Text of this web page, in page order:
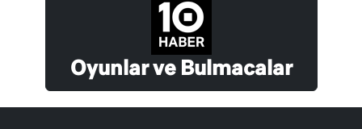
Oyunlar ve Bulmacalar